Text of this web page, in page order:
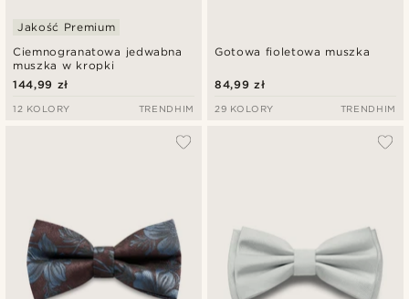
Ciemnogranatowa jedwabna
muszka w kropki
Jakość Premium
144,99 zł
12 KOLORY TRENDHIM
Gotowa fioletowa muszka
84,99 zł
29 KOLORY TRENDHIM